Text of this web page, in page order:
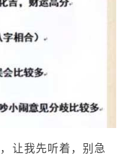
让我先听着，别急